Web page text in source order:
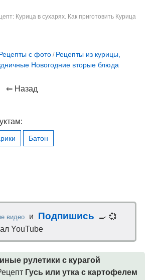
Курица в сухарях. Как приготовить Курица
с фото / Рецепты из курицы,
Новогодние вторые блюда
⇐ Назад
Батон
видео и Подпишись
🍳 💞
YouTube
рулетики с курагой
Гусь или утка с картофелем